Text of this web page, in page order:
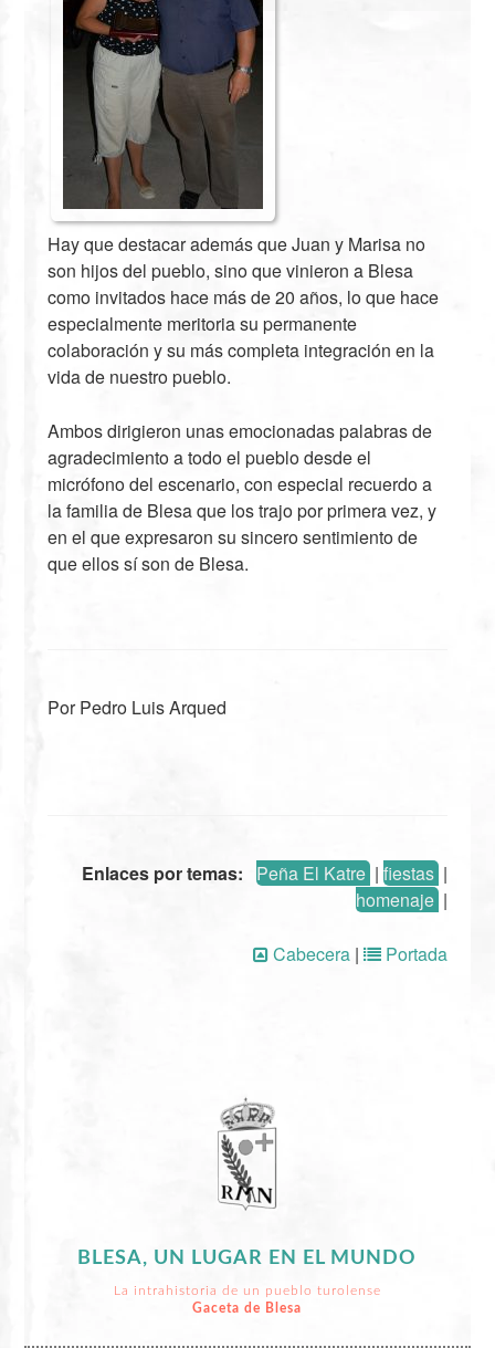
Hay que destacar además que Juan y Marisa no
son hijos del pueblo, sino que vinieron a Blesa
como invitados hace más de 20 años, lo que hace
especialmente meritoria su permanente
colaboración y su más completa integración en la
vida de nuestro pueblo.
Ambos dirigieron unas emocionadas palabras de
agradecimiento a todo el pueblo desde el
micrófono del escenario, con especial recuerdo a
la familia de Blesa que los trajo por primera vez, y
en el que expresaron su sincero sentimiento de
que ellos sí son de Blesa.
Por Pedro Luis Arqued
Enlaces por temas: Peña El Katre |fiestas |
homenaje |
Cabecera | Portada
BLESA, UN LUGAR EN EL MUNDO
La intrahistoria de un pueblo turolense
Gaceta de Blesa